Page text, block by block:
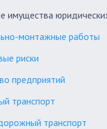
имущества
монтажные работы
риски
предприятий
транспорт
транспорт